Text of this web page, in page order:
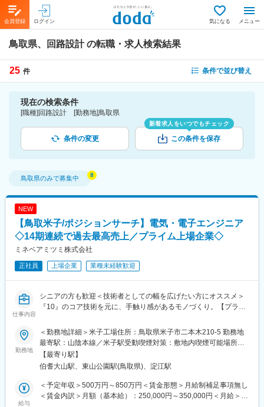
会員登録 ログイン 気になる メニュー
鳥取県、回路設計の転職・求人検索結果
25 件 条件で並び替え
現在の検索条件
[職種]回路設計 [勤務地]鳥取県
条件の変更
新着求人をいつでもチェック
この条件を保存
鳥取県のみで募集中
NEW
【鳥取米子/ポジションサーチ】電気・電子エンジニア
◇14期連続で過去最高売上／プライム上場企業◇
ミネベアミツミ株式会社
正社員 上場企業 業種未経験歓迎
仕事内容
シニアの方も歓迎＜技術者としての幅を広げたい方にオススメ＞
『10』のコア技術を元に、手触り感があるモノづくり。【プライ
▼同社の特徴はこちらです
□10のコア技術を融合し新たな事業機会を創出
□開発と生産の内製化に強み！高水準の品質・技術
□WLBも大切に◎有給取得率80%程／残業月平均20h程
□自社製品×自社技術の【相合】を強みに新製品開発
□グローバルな活躍も叶う！アジア、北南米、欧州と世界中に拠点
勤務地
＜勤務地詳細＞米子工場住所：鳥取県米子市二本木210-5 勤務地
最寄駅：山陰本線／米子駅受動喫煙対策：敷地内喫煙可能場所あ
り【最寄り駅】
伯耆大山駅、東山公園駅(鳥取県)、淀江駅
給与
＜予定年収＞500万円～850万円＜賃金形態＞月給制補足事項無し
＜賃金内訳＞月額（基本給）：250,000円～350,000円＜月給＞